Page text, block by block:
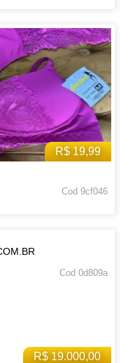
R$ 19,99
Cod 9cf046
R$ 19.000,00
Cod 0d809a